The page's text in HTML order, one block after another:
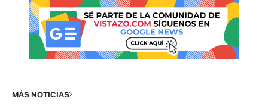
MÁS NOTICIAS